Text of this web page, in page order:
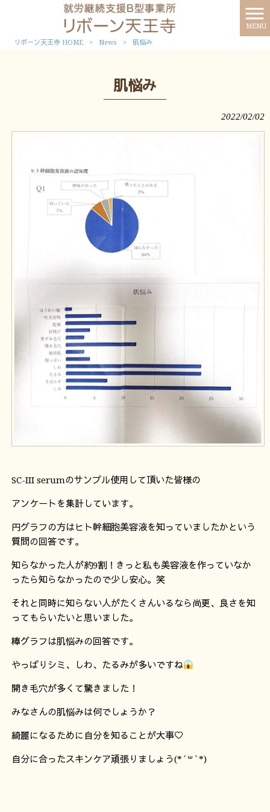
MENU
リボーン天王寺 HOME > News > 肌悩み
肌悩み
2022/02/02
SC-III serumのサンプル使用して頂いた皆様の
アンケートを集計しています。
円グラフの方はヒト幹細胞美容液を知っていましたかという
質問の回答です。
知らなかった人が約9割！きっと私も美容液を作っていなか
ったら知らなかったので少し安心。笑
それと同時に知らない人がたくさんいるなら尚更、良さを知
ってもらいたいと思いました。
棒グラフは肌悩みの回答です。
やっぱりシミ、しわ、たるみが多いですね
開き毛穴が多くて驚きました！
みなさんの肌悩みは何でしょうか？
綺麗になるために自分を知ることが大事♡
自分に合ったスキンケア頑張りましょう(*´꒳`*)